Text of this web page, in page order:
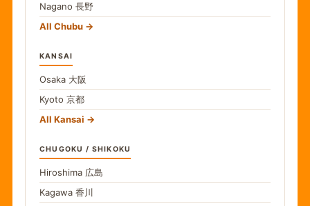
Nagano 長野
All Chubu
KANSAI
Osaka 大阪
Kyoto 京都
All Kansai
CHUGOKU / SHIKOKU
Hiroshima 広島
Kagawa 香川